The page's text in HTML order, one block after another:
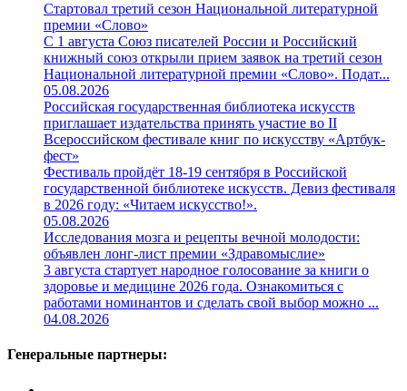
Стартовал третий сезон Национальной литературной
премии «Слово»
С 1 августа Союз писателей России и Российский
книжный союз открыли прием заявок на третий сезон
Национальной литературной премии «Слово». Подат...
05.08.2026
Российская государственная библиотека искусств
приглашает издательства принять участие во II
Всероссийском фестивале книг по искусству «Артбук-
фест»
Фестиваль пройдёт 18-19 сентября в Российской
государственной библиотеке искусств. Девиз фестиваля
в 2026 году: «Читаем искусство!».
05.08.2026
Исследования мозга и рецепты вечной молодости:
объявлен лонг-лист премии «Здравомыслие»
3 августа стартует народное голосование за книги о
здоровье и медицине 2026 года. Ознакомиться с
работами номинантов и сделать свой выбор можно ...
04.08.2026
Генеральные партнеры: